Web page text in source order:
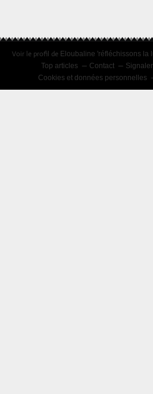
Voir le profil de Eloubaline 'réfléchissons la
Top articles Contact
Cookies et données personnelles